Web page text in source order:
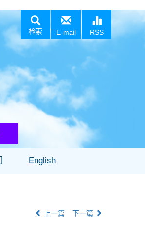
检索 E-mail RSS
English
上一篇 下一篇